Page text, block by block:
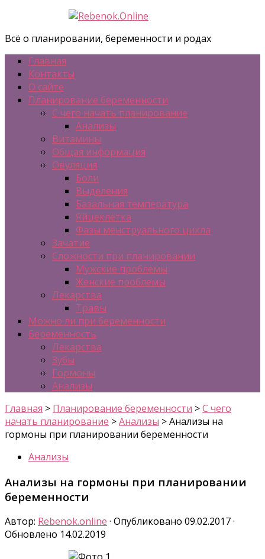
Всё о планировании, беременности и родах
Главная
Контакты
О сайте
Планирование беременности
С чего начать планирование
Анализы
Витамины
Общая информация
Овуляция
Боли
Выделения
Базальная температура
Яйцеклетка
Фазы менструального цикла
Зачатие
Сложности при планировании
Мужские проблемы
Женские проблемы
Лекарства
Травы
Можно ли при беременности
Беременность
Лекарства
Зубы
Гормоны
Анализы
Главная > Планирование беременности >С чего
начать планирование >Анализы >Анализы на
гормоны при планировании беременности
Анализы
Анализы на гормоны при планировании
беременности
Автор: Rebenok.online · Опубликовано 09.02.2017·
Обновлено 14.02.2019